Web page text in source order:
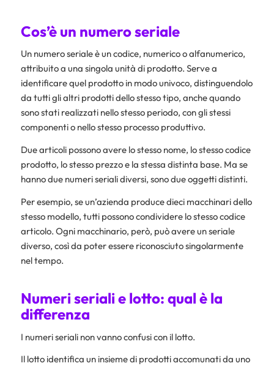
Cos’è un numero seriale
Un numero seriale è un codice, numerico o alfanumerico,
attribuito a una singola unità di prodotto. Serve a
identificare quel prodotto in modo univoco, distinguendolo
da tutti gli altri prodotti dello stesso tipo, anche quando
sono stati realizzati nello stesso periodo, con gli stessi
componenti o nello stesso processo produttivo.
Due articoli possono avere lo stesso nome, lo stesso codice
prodotto, lo stesso prezzo e la stessa distinta base. Ma se
hanno due numeri seriali diversi, sono due oggetti distinti.
Per esempio, se un’azienda produce dieci macchinari dello
stesso modello, tutti possono condividere lo stesso codice
articolo. Ogni macchinario, però, può avere un seriale
diverso, così da poter essere riconosciuto singolarmente
nel tempo.
Numeri seriali e lotto: qual è la
differenza
I numeri seriali non vanno confusi con il lotto.
Il lotto identifica un insieme di prodotti accomunati da uno